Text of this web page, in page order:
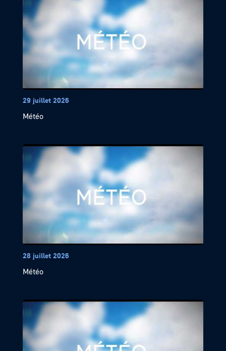
29 juillet 2026
Météo
28 juillet 2026
Météo